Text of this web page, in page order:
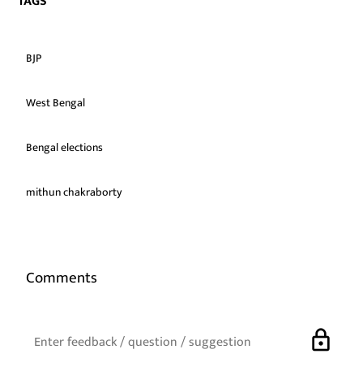
BJP
West Bengal
Bengal elections
mithun chakraborty
Comments
lock